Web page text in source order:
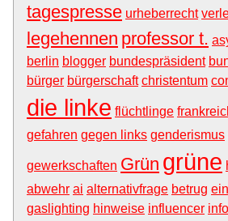
tagespresse urheberrecht
legehennen professor t.
berlin blogger bundespräsident
bürger bürgerschaft christentum
die linke flüchtlinge
gefahren gegen links genderismus
gewerkschaften Grün grüne
abwehr ai alternativfrage betrug
gaslighting hinweise influencer